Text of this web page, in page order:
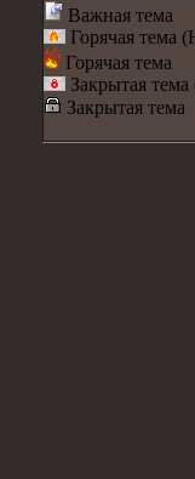
Важная тема
Горячая тема
Горячая тема
Закрытая
Закрытая тема